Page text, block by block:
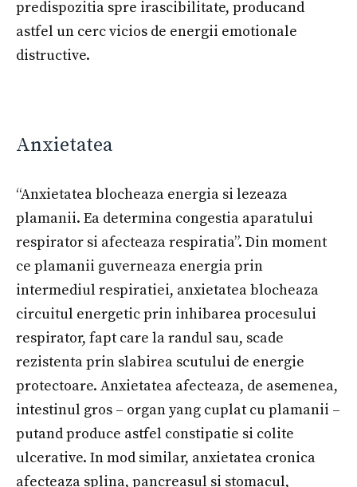
predispozitia spre irascibilitate, producand
astfel un cerc vicios de energii emotionale
distructive.
Anxietatea
“Anxietatea blocheaza energia si lezeaza
plamanii. Ea determina congestia aparatului
respirator si afecteaza respiratia”. Din moment
ce plamanii guverneaza energia prin
intermediul respiratiei, anxietatea blocheaza
circuitul energetic prin inhibarea procesului
respirator, fapt care la randul sau, scade
rezistenta prin slabirea scutului de energie
protectoare. Anxietatea afecteaza, de asemenea,
intestinul gros – organ yang cuplat cu plamanii –
putand produce astfel constipatie si colite
ulcerative. In mod similar, anxietatea cronica
afecteaza splina, pancreasul si stomacul,